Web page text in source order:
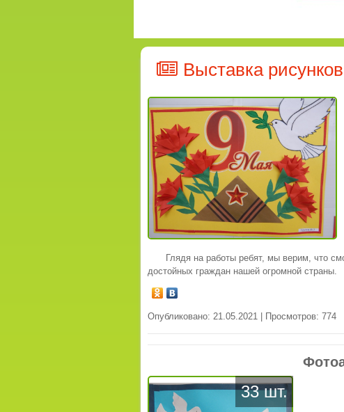
Выставка
Глядя на работы ребят, мы верим, что
достойных граждан нашей огромной страны.
Опубликовано: 21.05.2021 | Просмотров: 774
33 шт.